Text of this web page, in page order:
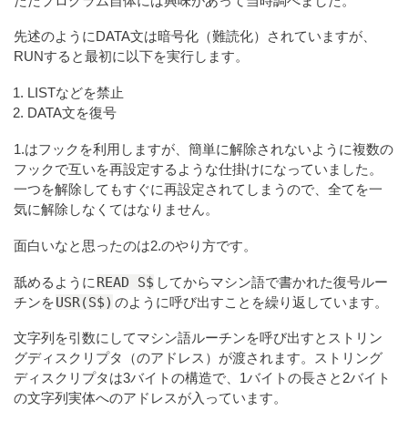
先述のようにDATA文は暗号化（難読化）されていますが、
RUNすると最初に以下を実行します。
LISTなどを禁止
DATA文を復号
1.はフックを利用しますが、簡単に解除されないように複数の
フックで互いを再設定するような仕掛けになっていました。
一つを解除してもすぐに再設定されてしまうので、全てを一
気に解除しなくてはなりません。
面白いなと思ったのは2.のやり方です。
舐めるように READ S$ してからマシン語で書かれた復号ルー
チンをUSR(S$) のように呼び出すことを繰り返しています。
文字列を引数にしてマシン語ルーチンを呼び出すとストリン
グディスクリプタ（のアドレス）が渡されます。ストリング
ディスクリプタは3バイトの構造で、1バイトの長さと2バイト
の文字列実体へのアドレスが入っています。